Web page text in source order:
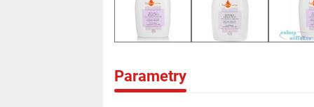
Parametry